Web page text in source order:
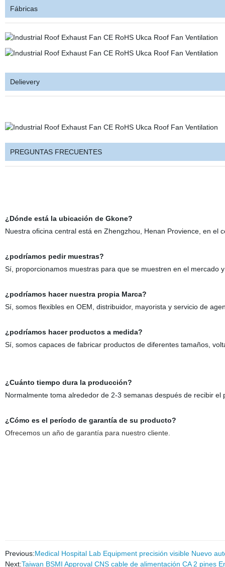
Fábricas
Delievery
PREGUNTAS FRECUENTES
¿Dónde está la ubicación de Gkone?
Nuestra oficina central está en Zhengzhou, Henan Provience, en
¿podríamos pedir muestras?
Sí, proporcionamos muestras para que se muestren en el mercado
¿podríamos hacer nuestra propia Marca?
Sí, somos flexibles en OEM, distribuidor, mayorista y servicio de
¿podríamos hacer productos a medida?
Sí, somos capaces de fabricar productos de diferentes tamaños,
¿Cuánto tiempo dura la producción?
Normalmente toma alrededor de 2-3 semanas después de recibir el
¿Cómo es el período de garantía de su producto?
Ofrecemos un año de garantía para nuestro cliente.
Previous:Medical Hospital Lab Equipment precisión visible Nuevo
Next:Taiwan BSMI Approval CNS cable de alimentación CA 2 pines